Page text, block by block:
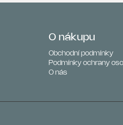
O nákupu
Obchodní podmínky
Podmínky ochrany
O nás